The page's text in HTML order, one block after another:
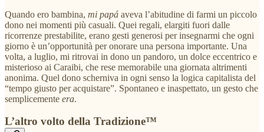
Quando ero bambina, mi papá aveva l’abitudine di farmi un piccolo
dono nei momenti più casuali. Quei regali, elargiti fuori dalle
ricorrenze prestabilite, erano gesti generosi per insegnarmi che ogni
giorno è un’opportunità per onorare una persona importante. Una
volta, a luglio, mi ritrovai in dono un pandoro, un dolce eccentrico e
misterioso ai Caraibi, che rese memorabile una giornata altrimenti
anonima. Quel dono scherniva in ogni senso la logica capitalista del
“tempo giusto per acquistare”. Spontaneo e inaspettato, un gesto che
semplicemente era.
L’altro volto della Tradizione™